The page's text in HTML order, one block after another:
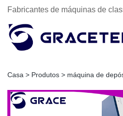
Fabricantes de máquinas de
Casa > Produtos > máquina de